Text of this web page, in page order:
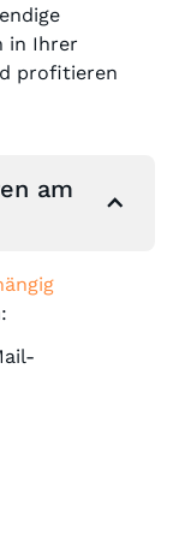
in Ihrer
profitieren
am